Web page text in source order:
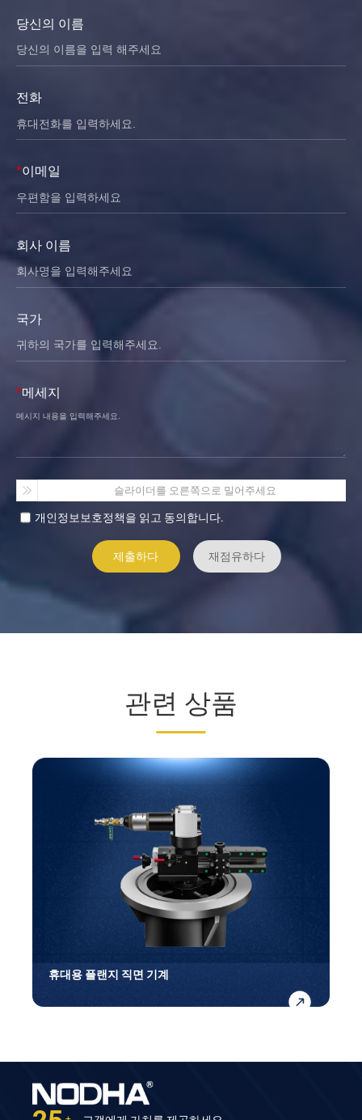
당신의 이름
전화
*이메일
회사 이름
국가
*메세지
슬라이더를 오른쪽으로 밀어주세요
개인정보보호정책을 읽고 동의합니다.
관련 상품
휴대용 플랜지 직면 기계